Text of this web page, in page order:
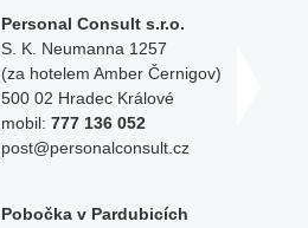
Personal Consult s.r.o.
S. K. Neumanna 1257
(za hotelem Amber Černigov)
500 02 Hradec Králové
mobil: 777 136 052
post@personalconsult.cz
Pobočka v Pardubicích